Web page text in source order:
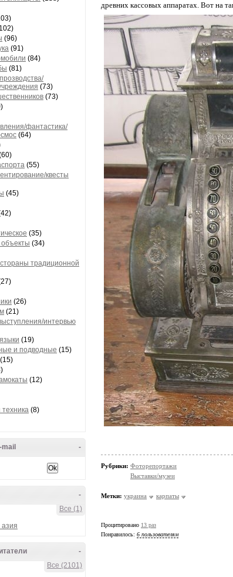
(96)
(91)
(84)
(81)
(73)
(73)
фантастика/
(64)
(55)
квесты
(45)
(35)
(34)
традиционной
(26)
(21)
интервью
(19)
и подводные (15)
(15)
(12)
техника (8)
-
-
Все (1)
азия
-
Все (2101)
древних кассовых аппаратах. Вот на
Рубрики: Фоторепортажи
Выставки/музеи
Метки: украина карпаты
Процитировано 13 раз
Понравилось: 6 пользователям